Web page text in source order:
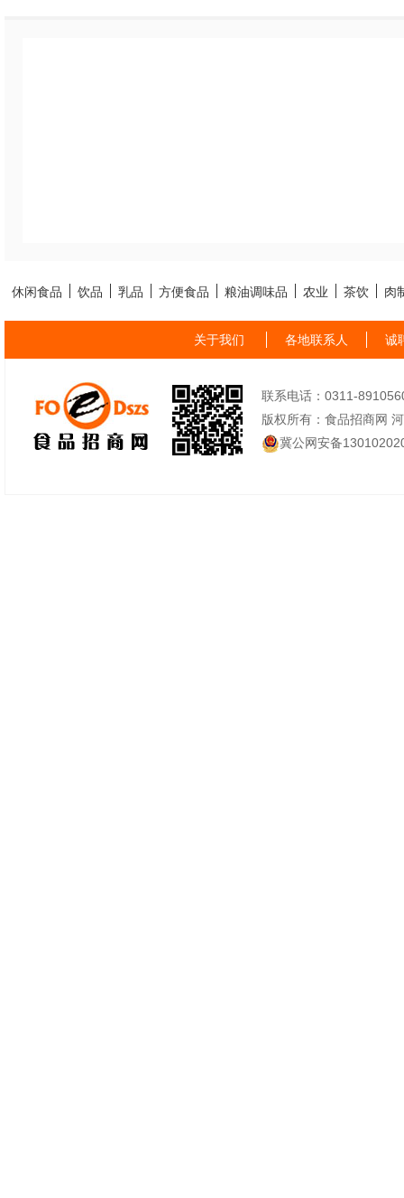
休闲食品 饮品 乳品 方便食品 粮油调味品 农业 茶饮 肉
关于我们 各地联系人 诚
联系电话：0311-
版权所有：食品招商网
冀公网安备